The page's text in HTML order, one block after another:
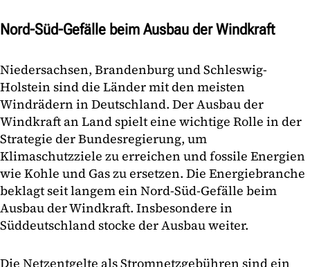
Nord-Süd-Gefälle beim Ausbau der Windkraft
Niedersachsen, Brandenburg und Schleswig-
Holstein sind die Länder mit den meisten
Windrädern in Deutschland. Der Ausbau der
Windkraft an Land spielt eine wichtige Rolle in der
Strategie der Bundesregierung, um
Klimaschutzziele zu erreichen und fossile Energien
wie Kohle und Gas zu ersetzen. Die Energiebranche
beklagt seit langem ein Nord-Süd-Gefälle beim
Ausbau der Windkraft. Insbesondere in
Süddeutschland stocke der Ausbau weiter.
Die Netzentgelte als Stromnetzgebühren sind ein